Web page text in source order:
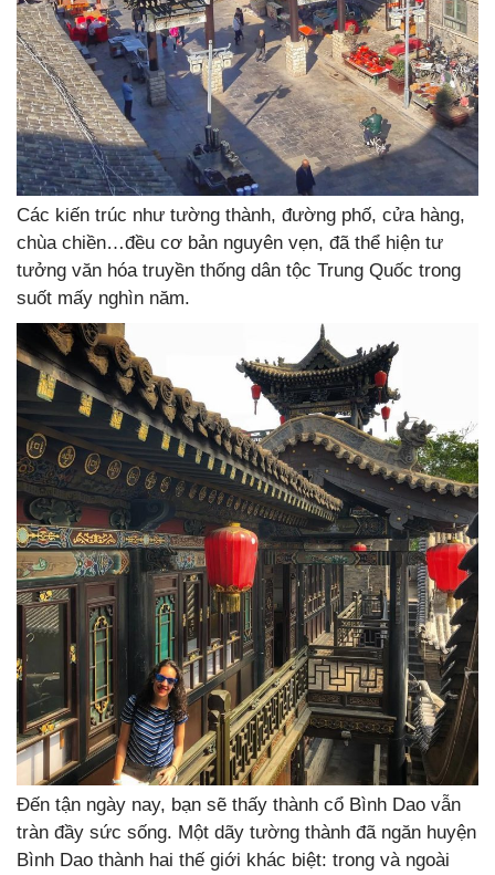
Các kiến trúc như tường thành, đường phố, cửa hàng,
chùa chiền…đều cơ bản nguyên vẹn, đã thể hiện tư
tưởng văn hóa truyền thống dân tộc Trung Quốc trong
suốt mấy nghìn năm.
Đến tận ngày nay, bạn sẽ thấy thành cổ Bình Dao vẫn
tràn đầy sức sống. Một dãy tường thành đã ngăn huyện
Bình Dao thành hai thế giới khác biệt: trong và ngoài